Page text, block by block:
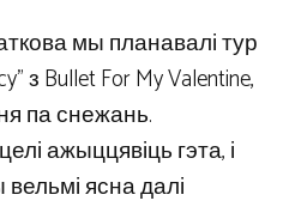
мы планавалі тур
з Bullet For My Valentine,
па снежань.
ажыццявіць гэта, і
ясна далі